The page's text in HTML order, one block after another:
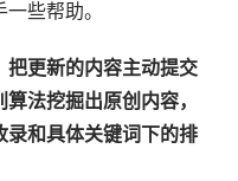
些帮助。
把更新的内容主动提交
法挖掘出原创内容，
录和具体关键词下的排